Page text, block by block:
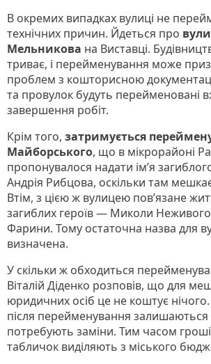
В окремих випадках вулиці не
технічних причин. Йдеться про
Мельникова на Виставці.
триває, і перейменування може
проблем з кошторисною
та провулок будуть перейменовані
завершення робіт.
Крім того, затримується
Майборського, що в мікрорайоні
пропонувалося надати ім’я
Андрія Рибцова, оскільки там
Втім, з цією ж вулицею пов’язане
загиблих героїв — Миколи
Фарини. Тому остаточна назва для
визначена.
У скільки ж обходиться
Віталій Діденко розповів, що для
юридичних осіб це не коштує
після перейменування
потребують заміни. Тим часом
табличок виділяють з міського